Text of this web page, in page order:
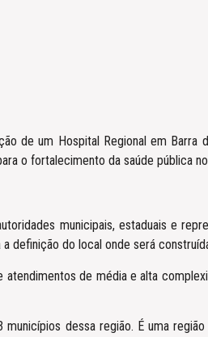
de um Hospital Regional em Barra
o fortalecimento da saúde pública
municipais, estaduais e
definição do local onde será
de média e alta
dessa região. É uma